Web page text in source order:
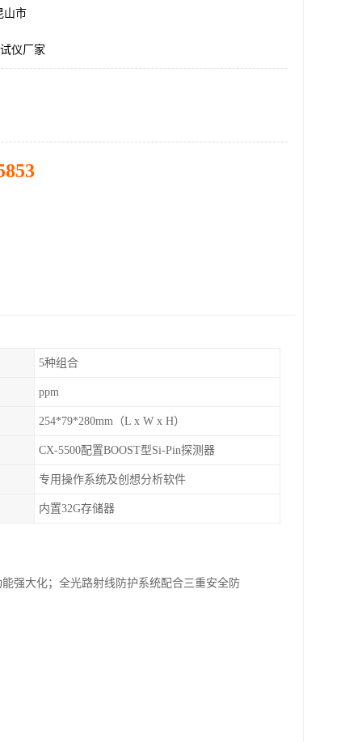
山市
仪厂家
5种组合
ppm
254*79*280mm（L x W x H）
CX-5500配置BOOST型Si-Pin探测器
专用操作系统及创想分析软件
内置32G存储器
强大化；全光路射线防护系统配合三重安全防